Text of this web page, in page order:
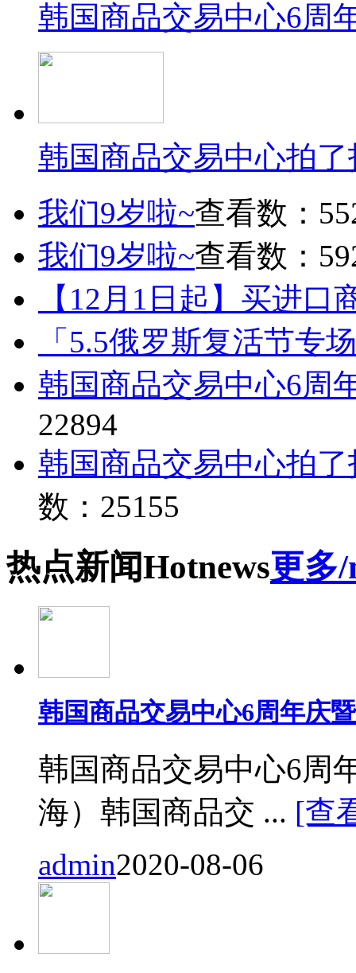
韩国商品交易中心6周
韩国商品交易中心拍
我们9岁啦~查看数：
我们9岁啦~查看数：
【12月1日起】买进口
「5.5俄罗斯复活节专
韩国商品交易中心6周
22894
韩国商品交易中心拍
数：25155
热点新闻Hotnews更多
韩国商品交易中心6周年庆
韩国商品交易中心6周
海）韩国商品交 ... [查
admin2020-08-06